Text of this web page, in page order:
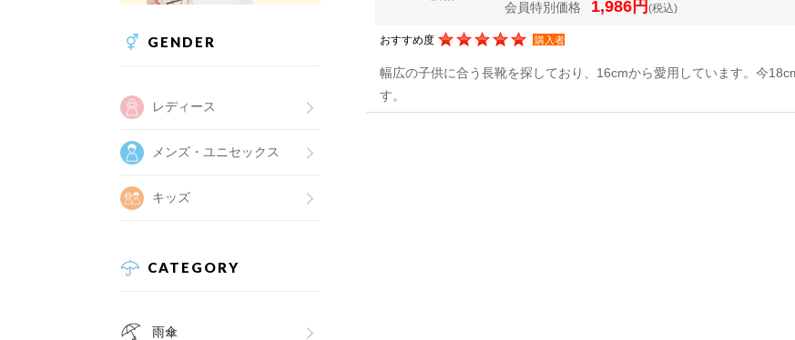
GENDER
レディース
メンズ・ユニセックス
キッズ
CATEGORY
雨傘
会員特別価格 1,986円 (税込)
おすすめ度 購入者
幅広の子供に合う長靴を探しており、16cmから愛用しています。今
す。